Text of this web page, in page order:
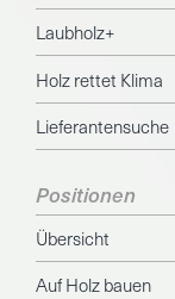
Laubholz+
Holz rettet Klima
Lieferantensuche
Positionen
Übersicht
Auf Holz bauen